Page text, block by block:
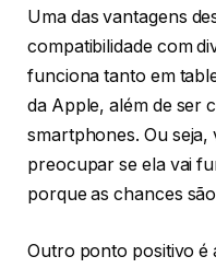
Uma das vantagens
compatibilidade com
funciona tanto em
da Apple, além de ser
smartphones. Ou
preocupar se ela vai
porque as chances
Outro ponto positivo é